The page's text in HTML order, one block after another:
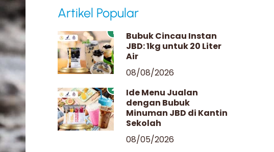
Artikel Popular
1
Bubuk Cincau Instan
JBD: 1kg untuk 20 Liter
Air
08/08/2026
2
Ide Menu Jualan
dengan Bubuk
Minuman JBD di Kantin
Sekolah
08/05/2026